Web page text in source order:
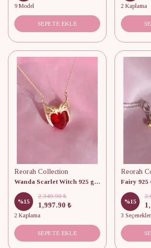
9 Model
SEPETE EKLE
2 Kaplama
Reorah Collection
Wanda Scarlet Witch 925 gümüş Kolye
%15
2,349.90 ₺
1,997.90 ₺
2 Kaplama
SEPETE EKLE
Reorah
%15
3 Seçenekler